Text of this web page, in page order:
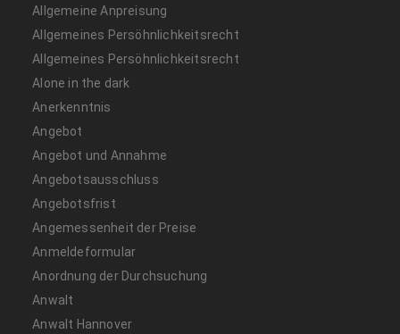
Allgemeine Anpreisung
Allgemeines Persöhnlichkeitsrecht
Allgemeines Persöhnlichkeitsrecht
Alone in the dark
Anerkenntnis
Angebot
Angebot und Annahme
Angebotsausschluss
Angebotsfrist
Angemessenheit der Preise
Anmeldeformular
Anordnung der Durchsuchung
Anwalt
Anwalt Hannover